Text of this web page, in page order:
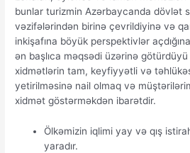
bunlar turizmin Azərbaycanda dövlət
vəzifələrindən birinə çevrildiyinə və
inkişafına böyük perspektivlər
ən başlıca məqsədi üzərinə
xidmətlərin tam, keyfiyyətli və
yetirilməsinə nail olmaq və
xidmət göstərməkdən ibarətdir.
Ölkəmizin iqlimi yay və qış
yaradır.